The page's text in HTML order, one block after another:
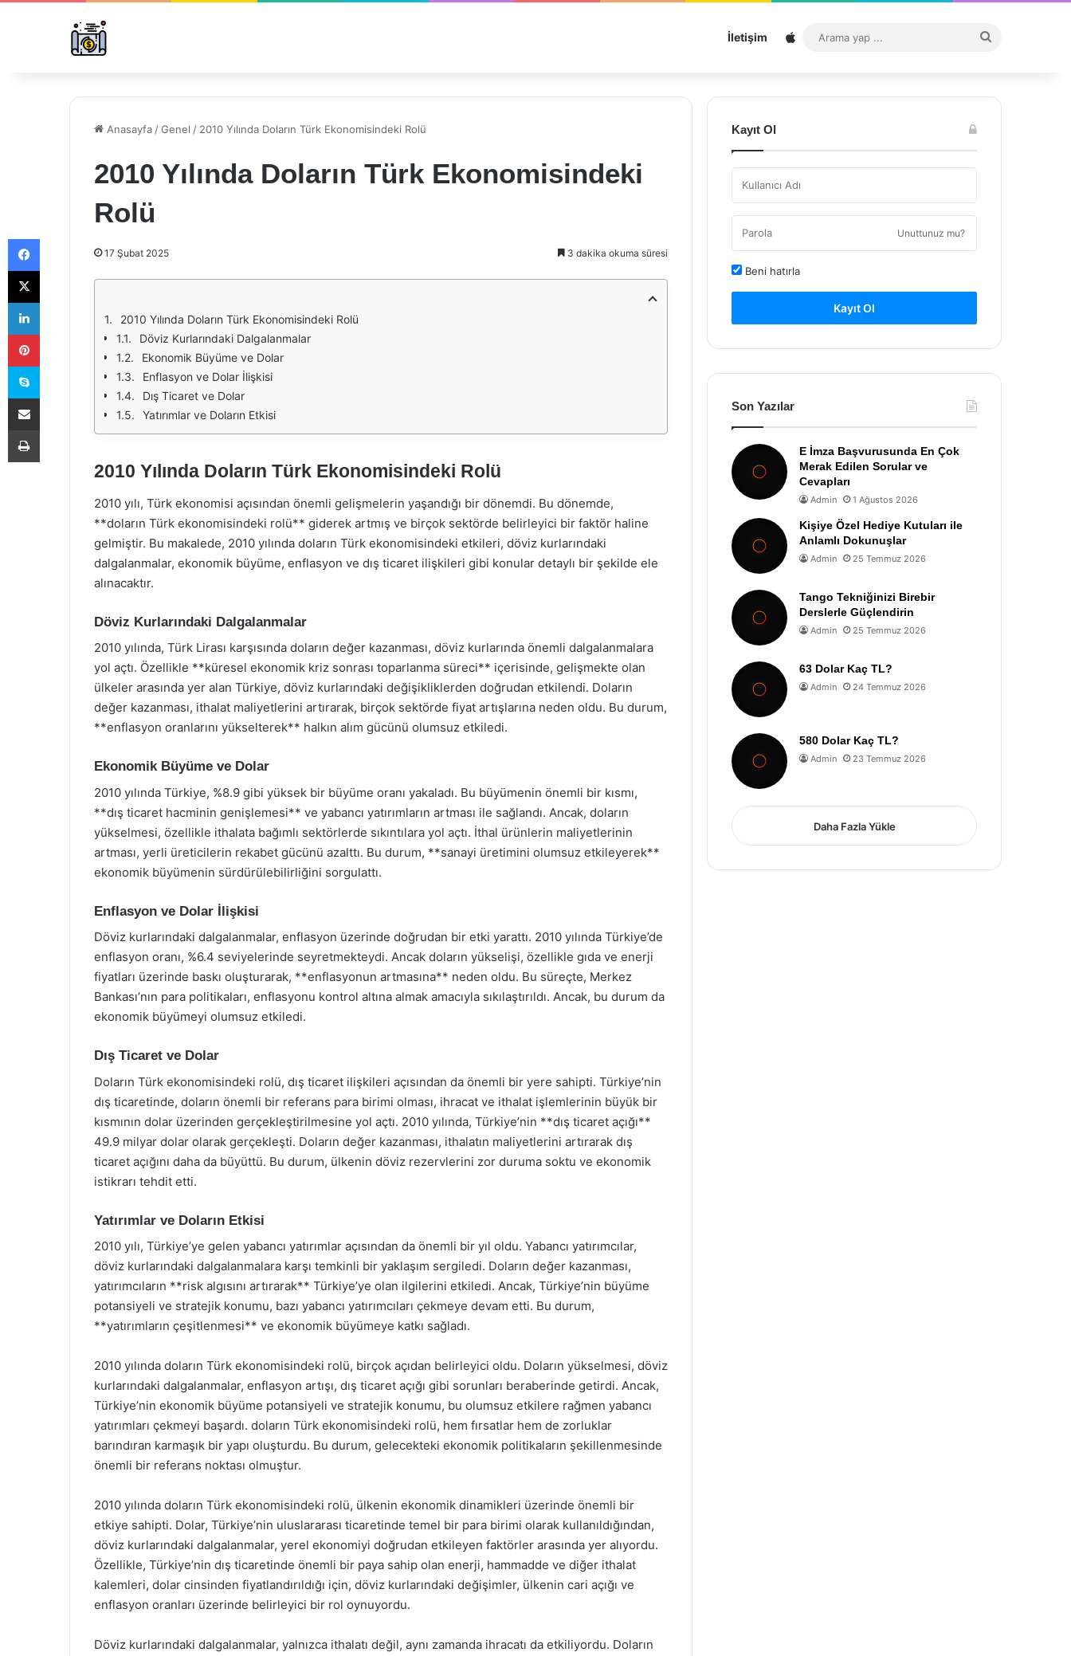
İletişim Sitemap
...
Anasayfa /Genel / 2010 Yılında Doların Türk Ekonomisindeki Rolü
2010 Yılında Doların Türk Ekonomisindeki
Rolü
17 Şubat 2025 3 dakika okuma süresi
2010 Yılında Doların Türk Ekonomisindeki Rolü
Döviz Kurlarındaki Dalgalanmalar
Ekonomik Büyüme ve Dolar
Enflasyon ve Dolar İlişkisi
Dış Ticaret ve Dolar
Yatırımlar ve Doların Etkisi
2010 Yılında Doların Türk Ekonomisindeki Rolü
2010 yılı, Türk ekonomisi açısından önemli gelişmelerin yaşandığı bir dönemdi. Bu dönemde,
**doların Türk ekonomisindeki rolü** giderek artmış ve birçok sektörde belirleyici bir faktör haline
gelmiştir. Bu makalede, 2010 yılında doların Türk ekonomisindeki etkileri, döviz kurlarındaki
dalgalanmalar, ekonomik büyüme, enflasyon ve dış ticaret ilişkileri gibi konular detaylı bir şekilde ele
alınacaktır.
Döviz Kurlarındaki Dalgalanmalar
2010 yılında, Türk Lirası karşısında doların değer kazanması, döviz kurlarında önemli dalgalanmalara
yol açtı. Özellikle **küresel ekonomik kriz sonrası toparlanma süreci** içerisinde, gelişmekte olan
ülkeler arasında yer alan Türkiye, döviz kurlarındaki değişikliklerden doğrudan etkilendi. Doların
değer kazanması, ithalat maliyetlerini artırarak, birçok sektörde fiyat artışlarına neden oldu. Bu durum,
**enflasyon oranlarını yükselterek** halkın alım gücünü olumsuz etkiledi.
Ekonomik Büyüme ve Dolar
2010 yılında Türkiye, %8.9 gibi yüksek bir büyüme oranı yakaladı. Bu büyümenin önemli bir kısmı,
**dış ticaret hacminin genişlemesi** ve yabancı yatırımların artması ile sağlandı. Ancak, doların
yükselmesi, özellikle ithalata bağımlı sektörlerde sıkıntılara yol açtı. İthal ürünlerin maliyetlerinin
artması, yerli üreticilerin rekabet gücünü azalttı. Bu durum, **sanayi üretimini olumsuz etkileyerek**
ekonomik büyümenin sürdürülebilirliğini sorgulattı.
Enflasyon ve Dolar İlişkisi
Döviz kurlarındaki dalgalanmalar, enflasyon üzerinde doğrudan bir etki yarattı. 2010 yılında Türkiye’de
enflasyon oranı, %6.4 seviyelerinde seyretmekteydi. Ancak doların yükselişi, özellikle gıda ve enerji
fiyatları üzerinde baskı oluşturarak, **enflasyonun artmasına** neden oldu. Bu süreçte, Merkez
Bankası’nın para politikaları, enflasyonu kontrol altına almak amacıyla sıkılaştırıldı. Ancak, bu durum da
ekonomik büyümeyi olumsuz etkiledi.
Dış Ticaret ve Dolar
Doların Türk ekonomisindeki rolü, dış ticaret ilişkileri açısından da önemli bir yere sahipti. Türkiye’nin
dış ticaretinde, doların önemli bir referans para birimi olması, ihracat ve ithalat işlemlerinin büyük bir
kısmının dolar üzerinden gerçekleştirilmesine yol açtı. 2010 yılında, Türkiye’nin **dış ticaret açığı**
49.9 milyar dolar olarak gerçekleşti. Doların değer kazanması, ithalatın maliyetlerini artırarak dış
ticaret açığını daha da büyüttü. Bu durum, ülkenin döviz rezervlerini zor duruma soktu ve ekonomik
istikrarı tehdit etti.
Yatırımlar ve Doların Etkisi
2010 yılı, Türkiye’ye gelen yabancı yatırımlar açısından da önemli bir yıl oldu. Yabancı yatırımcılar,
döviz kurlarındaki dalgalanmalara karşı temkinli bir yaklaşım sergiledi. Doların değer kazanması,
yatırımcıların **risk algısını artırarak** Türkiye’ye olan ilgilerini etkiledi. Ancak, Türkiye’nin büyüme
potansiyeli ve stratejik konumu, bazı yabancı yatırımcıları çekmeye devam etti. Bu durum,
**yatırımların çeşitlenmesi** ve ekonomik büyümeye katkı sağladı.
2010 yılında doların Türk ekonomisindeki rolü, birçok açıdan belirleyici oldu. Doların yükselmesi, döviz
kurlarındaki dalgalanmalar, enflasyon artışı, dış ticaret açığı gibi sorunları beraberinde getirdi. Ancak,
Türkiye’nin ekonomik büyüme potansiyeli ve stratejik konumu, bu olumsuz etkilere rağmen yabancı
yatırımları çekmeyi başardı. doların Türk ekonomisindeki rolü, hem fırsatlar hem de zorluklar
barındıran karmaşık bir yapı oluşturdu. Bu durum, gelecekteki ekonomik politikaların şekillenmesinde
önemli bir referans noktası olmuştur.
2010 yılında doların Türk ekonomisindeki rolü, ülkenin ekonomik dinamikleri üzerinde önemli bir
etkiye sahipti. Dolar, Türkiye’nin uluslararası ticaretinde temel bir para birimi olarak kullanıldığından,
döviz kurlarındaki dalgalanmalar, yerel ekonomiyi doğrudan etkileyen faktörler arasında yer alıyordu.
Özellikle, Türkiye’nin dış ticaretinde önemli bir paya sahip olan enerji, hammadde ve diğer ithalat
kalemleri, dolar cinsinden fiyatlandırıldığı için, döviz kurlarındaki değişimler, ülkenin cari açığı ve
enflasyon oranları üzerinde belirleyici bir rol oynuyordu.
Döviz kurlarındaki dalgalanmalar, yalnızca ithalatı değil, aynı zamanda ihracatı da etkiliyordu. Doların
Kayıt Ol
Unuttunuz mu?
Beni hatırla
Kayıt Ol
Son Yazılar
E İmza Başvurusunda En Çok
Merak Edilen Sorular ve
Cevapları
Admin 1 Ağustos 2026
Kişiye Özel Hediye Kutuları ile
Anlamlı Dokunuşlar
Admin 25 Temmuz 2026
Tango Tekniğinizi Birebir
Derslerle Güçlendirin
Admin 25 Temmuz 2026
63 Dolar Kaç TL?
Admin 24 Temmuz 2026
580 Dolar Kaç TL?
Admin 23 Temmuz 2026
Daha Fazla Yükle
Facebook
X
LinkedIn
Pinterest
Skype
E-Posta ile paylaş